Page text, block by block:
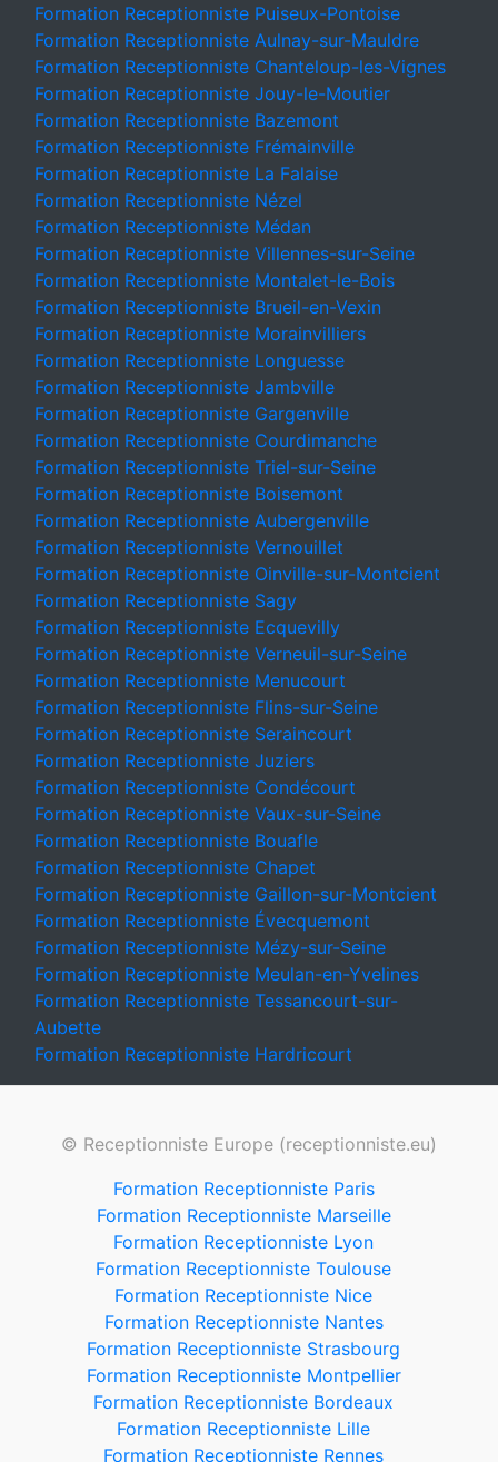
Formation Receptionniste Puiseux-Pontoise
Formation Receptionniste Aulnay-sur-Mauldre
Formation Receptionniste Chanteloup-les-Vignes
Formation Receptionniste Jouy-le-Moutier
Formation Receptionniste Bazemont
Formation Receptionniste Frémainville
Formation Receptionniste La Falaise
Formation Receptionniste Nézel
Formation Receptionniste Médan
Formation Receptionniste Villennes-sur-Seine
Formation Receptionniste Montalet-le-Bois
Formation Receptionniste Brueil-en-Vexin
Formation Receptionniste Morainvilliers
Formation Receptionniste Longuesse
Formation Receptionniste Jambville
Formation Receptionniste Gargenville
Formation Receptionniste Courdimanche
Formation Receptionniste Triel-sur-Seine
Formation Receptionniste Boisemont
Formation Receptionniste Aubergenville
Formation Receptionniste Vernouillet
Formation Receptionniste Oinville-sur-Montcient
Formation Receptionniste Sagy
Formation Receptionniste Ecquevilly
Formation Receptionniste Verneuil-sur-Seine
Formation Receptionniste Menucourt
Formation Receptionniste Flins-sur-Seine
Formation Receptionniste Seraincourt
Formation Receptionniste Juziers
Formation Receptionniste Condécourt
Formation Receptionniste Vaux-sur-Seine
Formation Receptionniste Bouafle
Formation Receptionniste Chapet
Formation Receptionniste Gaillon-sur-Montcient
Formation Receptionniste Évecquemont
Formation Receptionniste Mézy-sur-Seine
Formation Receptionniste Meulan-en-Yvelines
Formation Receptionniste Tessancourt-sur-
Aubette
Formation Receptionniste Hardricourt
© Receptionniste Europe (receptionniste.eu)
Formation Receptionniste Paris
Formation Receptionniste Marseille
Formation Receptionniste Lyon
Formation Receptionniste Toulouse
Formation Receptionniste Nice
Formation Receptionniste Nantes
Formation Receptionniste Strasbourg
Formation Receptionniste Montpellier
Formation Receptionniste Bordeaux
Formation Receptionniste Lille
Formation Receptionniste Rennes